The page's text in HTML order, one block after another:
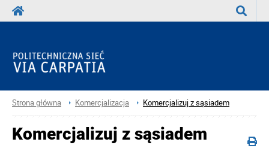
Strona główna Komercjalizacja Komercjalizuj z sąsiadem
Komercjalizuj z sąsiadem